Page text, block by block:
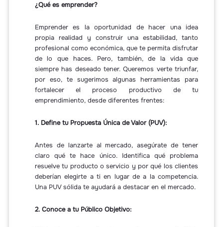
¿Qué es emprender?
Emprender es la oportunidad de hacer una idea
propia realidad y construir una estabilidad, tanto
profesional como económica, que te permita disfrutar
de lo que haces. Pero, también, de la vida que
siempre has deseado tener. Queremos verte triunfar,
por eso, te sugerimos algunas herramientas para
fortalecer el proceso productivo de tu
emprendimiento, desde diferentes frentes:
1. Define tu Propuesta Única de Valor (PUV):
Antes de lanzarte al mercado, asegúrate de tener
claro qué te hace único. Identifica qué problema
resuelve tu producto o servicio y por qué los clientes
deberían elegirte a ti en lugar de a la competencia.
Una PUV sólida te ayudará a destacar en el mercado.
2. Conoce a tu Público Objetivo: